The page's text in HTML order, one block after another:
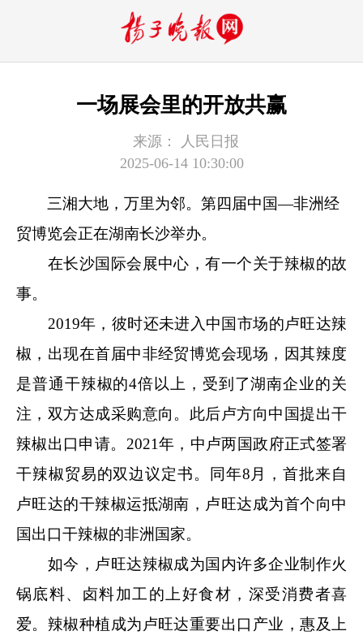
一场展会里的开放共赢
来源：
人民日报
2025-06-14 10:30:00
三湘大地，万里为邻。第四届中国—非洲经
贸博览会正在湖南长沙举办。
在长沙国际会展中心，有一个关于辣椒的故
事。
2019年，彼时还未进入中国市场的卢旺达辣
椒，出现在首届中非经贸博览会现场，因其辣度
是普通干辣椒的4倍以上，受到了湖南企业的关
注，双方达成采购意向。此后卢方向中国提出干
辣椒出口申请。2021年，中卢两国政府正式签署
干辣椒贸易的双边议定书。同年8月，首批来自
卢旺达的干辣椒运抵湖南，卢旺达成为首个向中
国出口干辣椒的非洲国家。
如今，卢旺达辣椒成为国内许多企业制作火
锅底料、卤料加工的上好食材，深受消费者喜
爱。辣椒种植成为卢旺达重要出口产业，惠及上